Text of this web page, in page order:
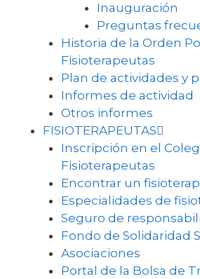
Inauguración
Preguntas
Historia de la Orden
Fisioterapeutas
Plan de actividades y
Informes de actividad
Otros informes
FISIOTERAPEUTAS
Inscripción en el
Fisioterapeutas
Encontrar un
Especialidades de
Seguro de
Fondo de Solidaridad
Asociaciones
Portal de la Bolsa de